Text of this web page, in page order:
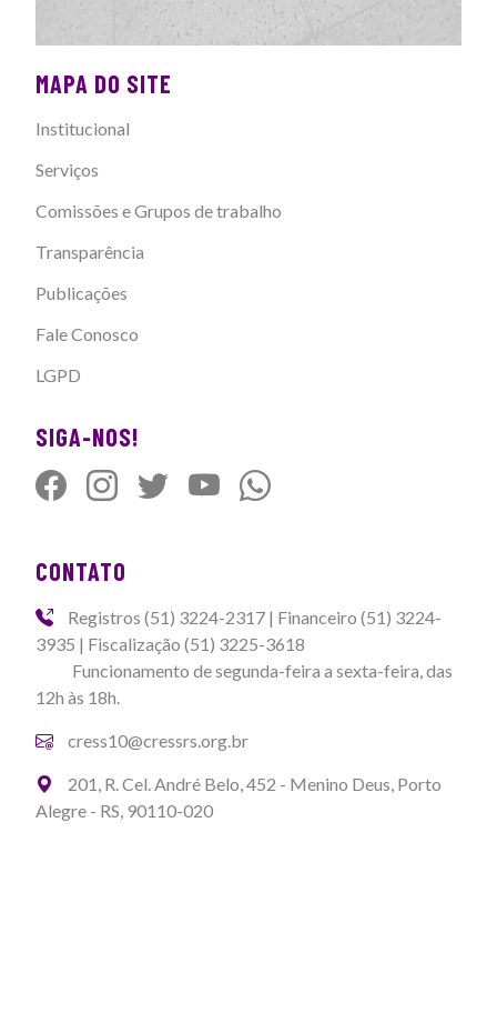
MAPA DO SITE
Institucional
Serviços
Comissões e Grupos de trabalho
Transparência
Publicações
Fale Conosco
LGPD
SIGA-NOS!
CONTATO
Registros (51) 3224-2317 | Financeiro (51) 3224-
3935 | Fiscalização (51) 3225-3618
Funcionamento de segunda-feira a sexta-feira, das
12h às 18h.
cress10@cressrs.org.br
201, R. Cel. André Belo, 452 - Menino Deus, Porto
Alegre - RS, 90110-020